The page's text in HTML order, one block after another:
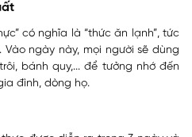
có nghĩa là “thức ăn lạnh”, tức
ngày này, mọi người sẽ dùng
bánh quy,... để tưởng nhớ đến
đình, dòng họ.